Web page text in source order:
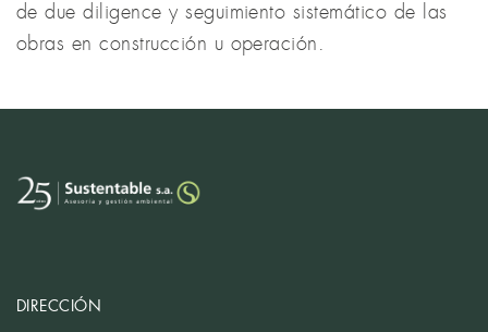
de due diligence y seguimiento sistemático de las
obras en construcción u operación.
DIRECCIÓN